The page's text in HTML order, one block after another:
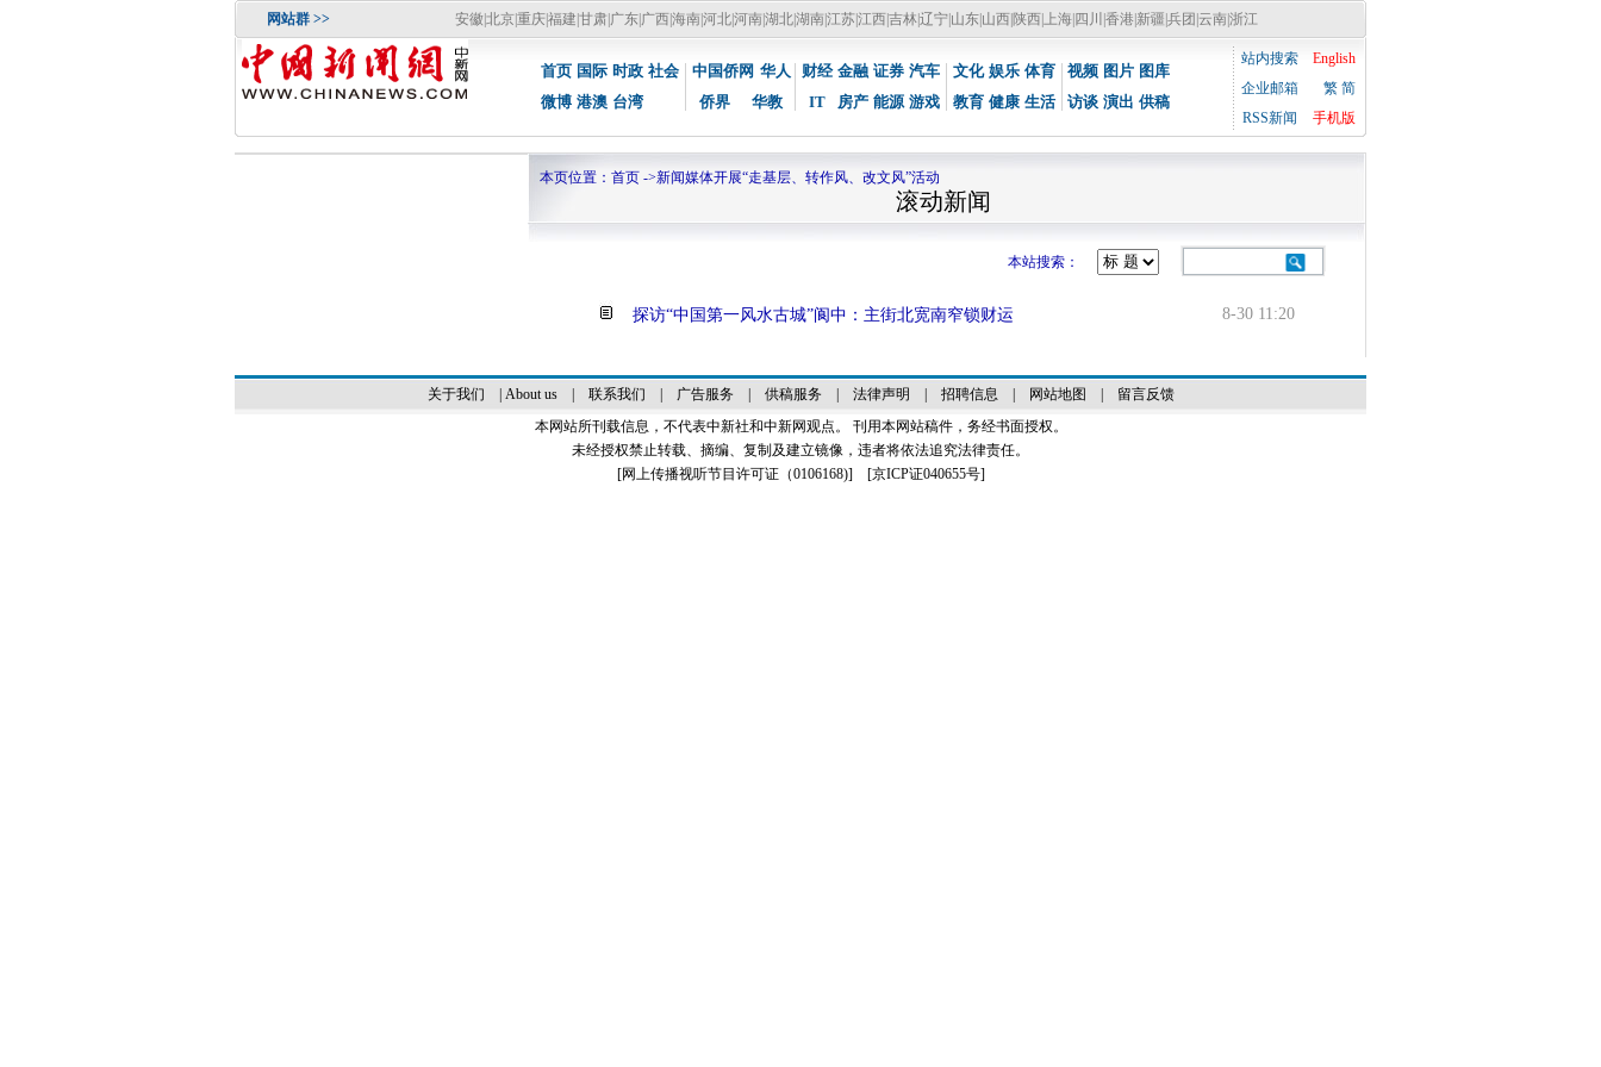
网站群 >> 安徽北京重庆福建 甘肃 广东 广西海南 河北河南 湖北湖南 江苏江西吉林辽宁 山东 山西 陕西 上海 四川 香港 新疆 兵团 云南 浙江
首页 国际 时政 社会
微博 港澳 台湾
中国侨网 华人
侨界
华教
财经 金融 证券 汽车
IT
房产 能源 游戏
文化 娱乐 体育
教育 健康 生活
视频 图片 图库
访谈 演出 供稿
站内搜索
English
企业邮箱
繁 简
RSS新闻
手机版
本页位置： 首页 ->新闻媒体开展“走基层、转作风、改文风”活动
滚动新闻
本站搜索：
探访“中国第一风水古城”阆中：主街北宽南窄锁财运 8-30 11:20
关于我们 About us| 联系我们 广告服务| 供稿服务| 法律声明 招聘信息 网站地图
留言反馈
本网站所刊载信息，不代表中新社和中新网观点。 刊用本网站稿件，务经书面授权。
未经授权禁止转载、摘编、复制及建立镜像，违者将依法追究法律责任。
[网上传播视听节目许可证（0106168)] [京ICP证040655号]